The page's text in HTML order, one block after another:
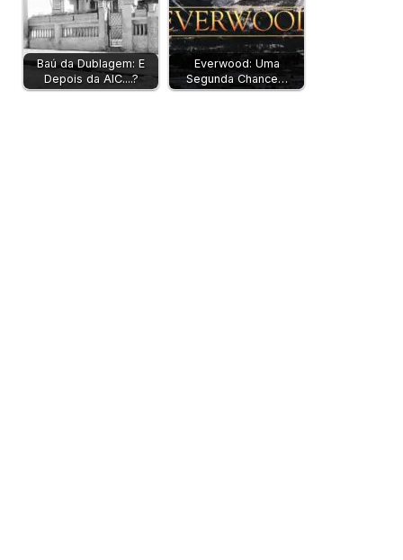
Baú da Dublagem: E
Depois da AIC....?
Everwood: Uma
Segunda Chance…